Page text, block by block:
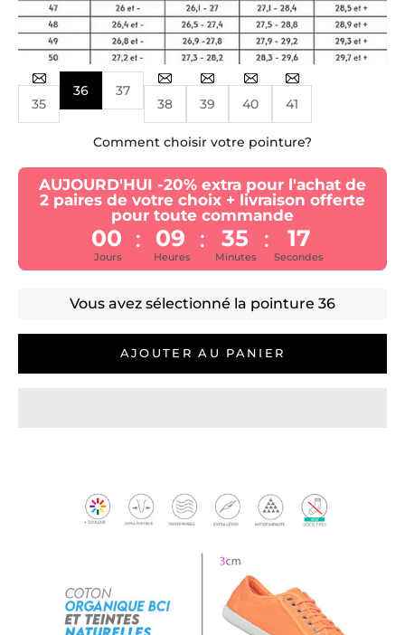
35
36
37
38
39 40 41
Comment choisir votre pointure?
AUJOURD'HUI -20% extra pour l'achat de
2 paires de votre choix + livraison offerte
pour toute commande
00 : 09 : 35 : 17
Jours Heures Minutes Secondes
Vous avez sélectionné la pointure 36
AJOUTER AU PANIER